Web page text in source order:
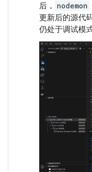
后，
nodemon
更新后的源代
仍处于调试模式